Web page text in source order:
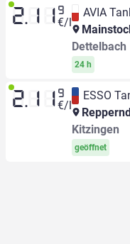
2.11 9
€/l
AVIA
Dettelbach
24 h
2.11 9
€/l
ESSO
Kitzingen
geöffnet